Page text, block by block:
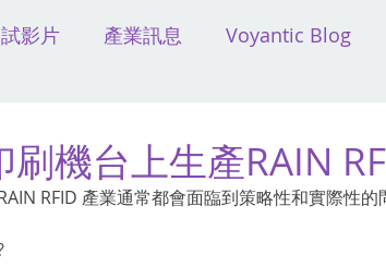
影片 產業訊息 Voyantic Blog
機台上生產RAIN
RFID 產業通常都會面臨到策略性和實際性的